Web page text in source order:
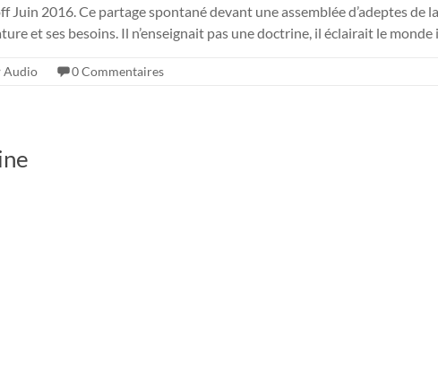
Juin 2016. Ce partage spontané devant une assemblée d’adeptes de
et ses besoins. Il n’enseignait pas une doctrine, il éclairait le
Audio 0 Commentaires